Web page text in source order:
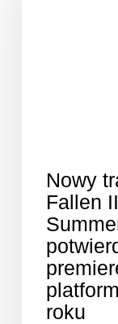
Nowy
Fallen
roku